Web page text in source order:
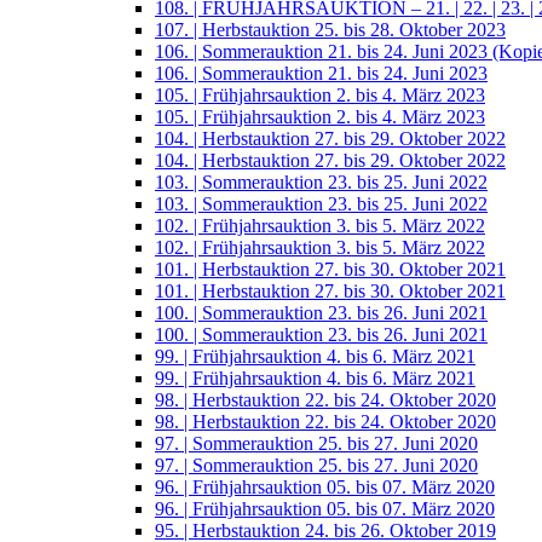
108. | FRÜHJAHRSAUKTION – 21. | 22. | 23. |
107. | Herbstauktion 25. bis 28. Oktober 2023
106. | Sommerauktion 21. bis 24. Juni 2023
106. | Sommerauktion 21. bis 24. Juni 2023
105. | Frühjahrsauktion 2. bis 4. März 2023
105. | Frühjahrsauktion 2. bis 4. März 2023
104. | Herbstauktion 27. bis 29. Oktober 2022
104. | Herbstauktion 27. bis 29. Oktober 2022
103. | Sommerauktion 23. bis 25. Juni 2022
103. | Sommerauktion 23. bis 25. Juni 2022
102. | Frühjahrsauktion 3. bis 5. März 2022
102. | Frühjahrsauktion 3. bis 5. März 2022
101. | Herbstauktion 27. bis 30. Oktober 2021
101. | Herbstauktion 27. bis 30. Oktober 2021
100. | Sommerauktion 23. bis 26. Juni 2021
100. | Sommerauktion 23. bis 26. Juni 2021
99. | Frühjahrsauktion 4. bis 6. März 2021
99. | Frühjahrsauktion 4. bis 6. März 2021
98. | Herbstauktion 22. bis 24. Oktober 2020
98. | Herbstauktion 22. bis 24. Oktober 2020
97. | Sommerauktion 25. bis 27. Juni 2020
97. | Sommerauktion 25. bis 27. Juni 2020
96. | Frühjahrsauktion 05. bis 07. März 2020
96. | Frühjahrsauktion 05. bis 07. März 2020
95. | Herbstauktion 24. bis 26. Oktober 2019